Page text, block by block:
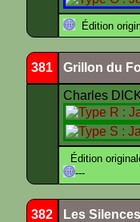
Édition
381 Grillon du
Charles
Édition
---
382 Les